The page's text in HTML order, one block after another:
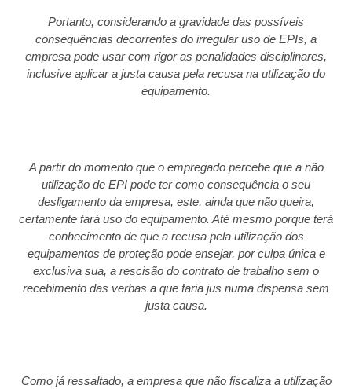
Portanto, considerando a gravidade das possíveis
consequências decorrentes do irregular uso de EPIs, a
empresa pode usar com rigor as penalidades disciplinares,
inclusive aplicar a justa causa pela recusa na utilização do
equipamento.
A partir do momento que o empregado percebe que a não
utilização de EPI pode ter como consequência o seu
desligamento da empresa, este, ainda que não queira,
certamente fará uso do equipamento. Até mesmo porque terá
conhecimento de que a recusa pela utilização dos
equipamentos de proteção pode ensejar, por culpa única e
exclusiva sua, a rescisão do contrato de trabalho sem o
recebimento das verbas a que faria jus numa dispensa sem
justa causa.
Como já ressaltado, a empresa que não fiscaliza a utilização